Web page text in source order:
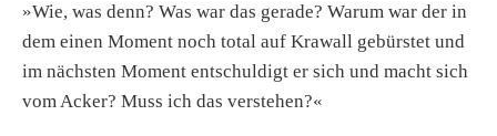
»Wie, was denn? Was war das gerade? Warum war der in
dem einen Moment noch total auf Krawall gebürstet und
im nächsten Moment entschuldigt er sich und macht sich
vom Acker? Muss ich das verstehen?«